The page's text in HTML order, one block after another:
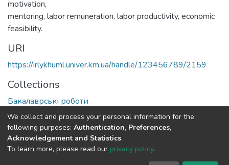
motivation,
mentoring, labor remuneration, labor productivity, economic
feasibility.
URI
https://irlykhuml.univer.km.ua/handle/123456789/2159
Collections
Бакалаврські роботи
Full item page
DSpace software copyright © 2002-2026
We collect and process your personal information for the
following purposes: Authentication, Preferences,
Acknowledgement and Statistics.
To learn more, please read our privacy policy.